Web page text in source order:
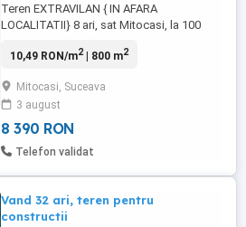
Teren EXTRAVILAN { IN AFARA
LOCALITATII} 8 ari, sat Mitocasi, la 100
de metri pătrați} lungime 55 de metri,
suprafeței, ideal pentru casa, iaz, cabana.
Preț 1600 euro arul. ...
10,49 RON/m2| 800 m2
Mitocasi, Suceava
3 august
8 390 RON
Telefon validat
Vand 32 ari, teren pentru
constructii